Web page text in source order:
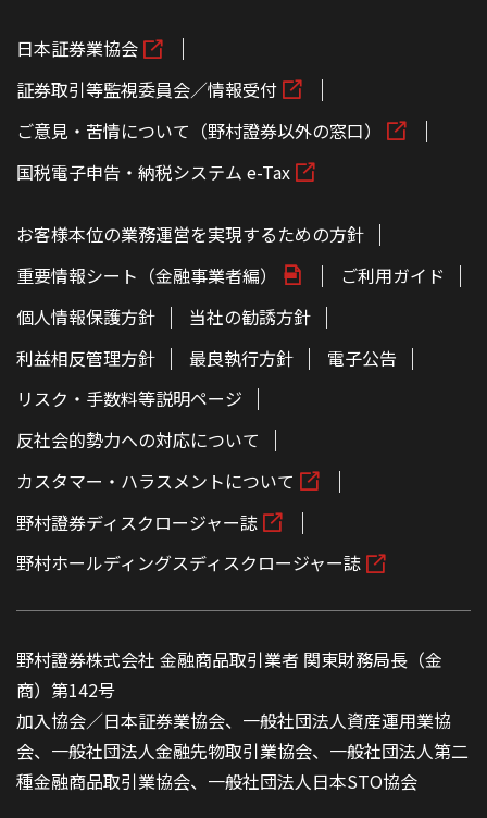
日本証券業協会
証券取引等監視委員会／情報受付
ご意見・苦情について（野村證券以外の窓口）
国税電子申告・納税システム e-Tax
お客様本位の業務運営を実現するための方針
重要情報シート（金融事業者編）
ご利用ガイド
個人情報保護方針
当社の勧誘方針
利益相反管理方針
最良執行方針
電子公告
リスク・手数料等説明ページ
反社会的勢力への対応について
カスタマー・ハラスメントについて
野村證券ディスクロージャー誌
野村ホールディングスディスクロージャー誌
野村證券株式会社 金融商品取引業者 関東財務局長（金
商）第142号
加入協会／日本証券業協会、一般社団法人資産運用業協
会、一般社団法人金融先物取引業協会、一般社団法人第二
種金融商品取引業協会、一般社団法人日本STO協会